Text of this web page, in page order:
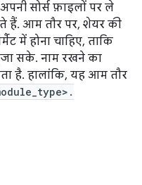
सोर्स फ़ाइलों पर ले
हैं. आम तौर पर, शेयर की
में होना चाहिए, ताकि
सके. नाम रखने का
है. हालांकि, यह आम तौर